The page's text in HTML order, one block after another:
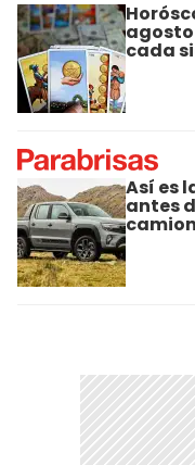
agosto
cada
Así es
antes